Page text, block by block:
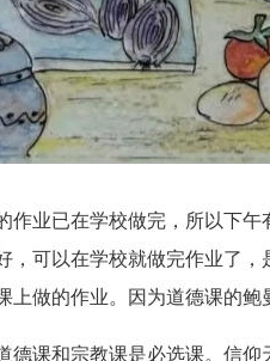
作业已在学校做完，所以下
，可以在学校就做完作业了
上做的作业。因为道德课的鲍
德课和宗教课是必选课。信